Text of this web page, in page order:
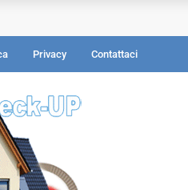
prezzo perizia termografica?
Privacy Contattaci